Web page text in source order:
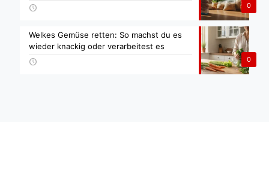
0
0
Welkes Gemüse retten: So machst du es
wieder knackig oder verarbeitest es